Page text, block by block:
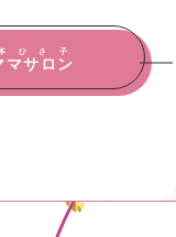
マサロン
ひさ子